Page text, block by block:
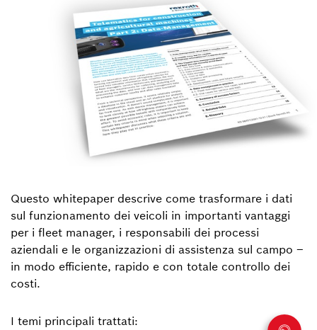
Questo whitepaper descrive come trasformare i dati
sul funzionamento dei veicoli in importanti vantaggi
per i fleet manager, i responsabili dei processi
aziendali e le organizzazioni di assistenza sul campo –
in modo efficiente, rapido e con totale controllo dei
costi.
I temi principali trattati: